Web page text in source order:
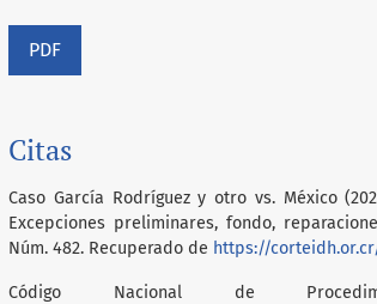
PDF
Citas
Caso García Rodríguez y otro vs. México
Excepciones preliminares, fondo,
Núm. 482. Recuperado de https://
Código Nacional de